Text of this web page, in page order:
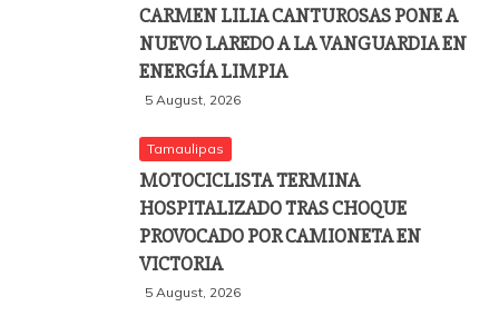
CARMEN LILIA CANTUROSAS PONE A
NUEVO LAREDO A LA VANGUARDIA EN
ENERGÍA LIMPIA
5 August, 2026
Tamaulipas
MOTOCICLISTA TERMINA
HOSPITALIZADO TRAS CHOQUE
PROVOCADO POR CAMIONETA EN
VICTORIA
5 August, 2026